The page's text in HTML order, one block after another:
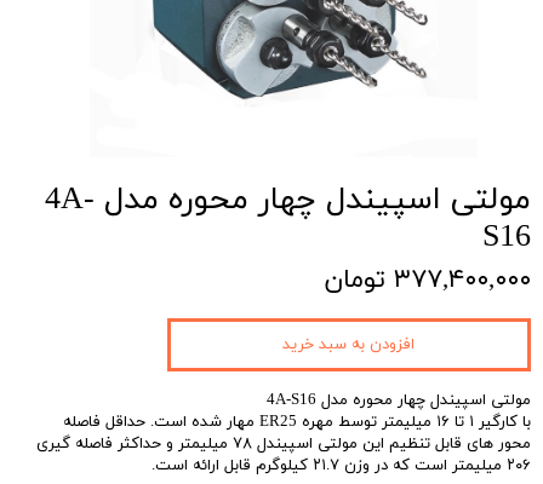
مولتی اسپیندل چهار محوره مدل 4A-
S16
۳۷۷,۴۰۰,۰۰۰ تومان
مولتی اسپیندل چهار محوره مدل 4A-S16
با کارگیر ۱ تا ۱۶ میلیمتر توسط مهره ER25 مهار شده است. حداقل فاصله
محور های قابل تنظیم این مولتی اسپیندل ۷۸ میلیمتر و حداکثر فاصله گیری
۲۰۶ میلیمتر است که در وزن ۲۱.۷ کیلوگرم قابل ارائه است.
افزودن به سبد خرید